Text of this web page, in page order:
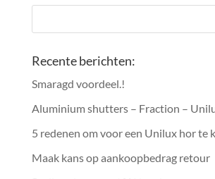
Recente berichten:
Smaragd voordeel.!
Aluminium shutters – Fraction –
5 redenen om voor een Unilux hor te
Maak kans op aankoopbedrag retour